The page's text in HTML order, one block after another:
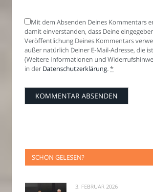
Mit dem Absenden Deines Kommentars
damit einverstanden, dass Deine
Veröffentlichung Deines Kommentars
außer natürlich Deiner E-Mail-Adresse, die
(Weitere Informationen und
in der Datenschutzerklärung.*
SCHON GELESEN?
3. FEBRUAR 2026